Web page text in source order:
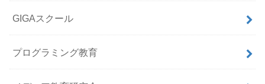
GIGAスクール
プログラミング教育